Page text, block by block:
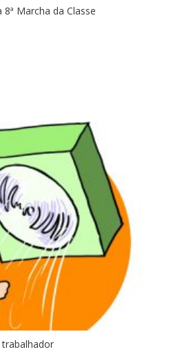
Marcha da Classe